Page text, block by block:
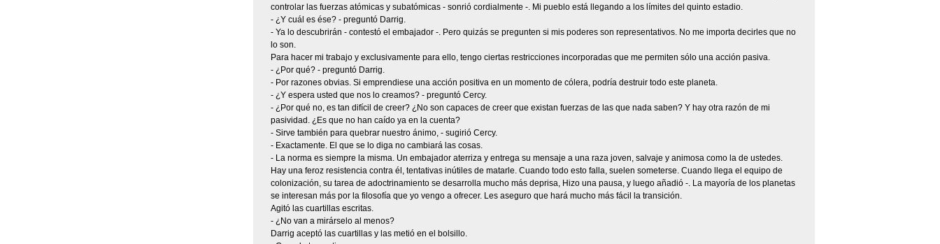
controlar las fuerzas atómicas y subatómicas - sonrió cordialmente -. Mi pueblo está llegando a los límites del quinto estadio.
- ¿Y cuál es ése? - preguntó Darrig.
- Ya lo descubrirán - contestó el embajador -. Pero quizás se pregunten si mis poderes son representativos. No me importa decirles que no
lo son.
Para hacer mi trabajo y exclusivamente para ello, tengo ciertas restricciones incorporadas que me permiten sólo una acción pasiva.
- ¿Por qué? - preguntó Darrig.
- Por razones obvias. Si emprendiese una acción positiva en un momento de cólera, podría destruir todo este planeta.
- ¿Y espera usted que nos lo creamos? - preguntó Cercy.
- ¿Por qué no, es tan difícil de creer? ¿No son capaces de creer que existan fuerzas de las que nada saben? Y hay otra razón de mi
pasividad. ¿Es que no han caído ya en la cuenta?
- Sirve también para quebrar nuestro ánimo, - sugirió Cercy.
- Exactamente. El que se lo diga no cambiará las cosas.
- La norma es siempre la misma. Un embajador aterriza y entrega su mensaje a una raza joven, salvaje y animosa como la de ustedes.
Hay una feroz resistencia contra él, tentativas inútiles de matarle. Cuando todo esto falla, suelen someterse. Cuando llega el equipo de
colonización, su tarea de adoctrinamiento se desarrolla mucho más deprisa, Hizo una pausa, y luego añadió -. La mayoría de los planetas
se interesan más por la filosofía que yo vengo a ofrecer. Les aseguro que hará mucho más fácil la transición.
Agitó las cuartillas escritas.
- ¿No van a mirárselo al menos?
Darrig aceptó las cuartillas y las metió en el bolsillo.